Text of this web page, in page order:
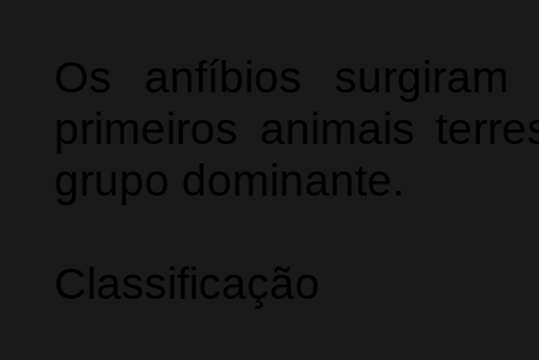
Os anfíbios
primeiros animais
grupo dominante.
Classificação